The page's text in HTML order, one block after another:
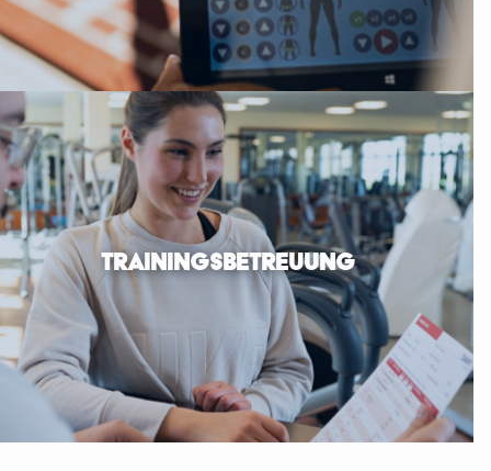
TRAININGSBETREUUNG